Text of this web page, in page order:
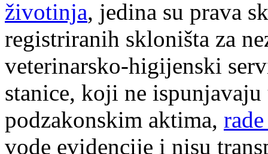
životinja, jedina su prava
registriranih skloništa za
veterinarsko-higijenski
stanice, koji ne
podzakonskim aktima,
vode evidencije i nisu